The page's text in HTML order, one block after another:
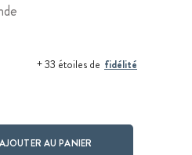
+ 33 étoiles de fidélité
AJOUTER AU PANIER